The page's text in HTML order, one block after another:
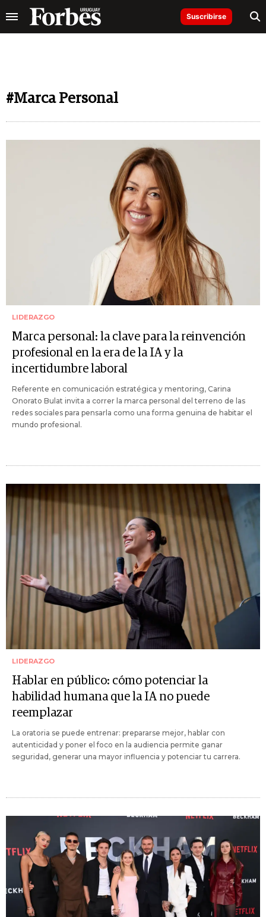
Suscribirse
#Marca Personal
LIDERAZGO
Marca personal: la clave para la reinvención
profesional en la era de la IA y la
incertidumbre laboral
Referente en comunicación estratégica y mentoring, Carina
Onorato Bulat invita a correr la marca personal del terreno de las
redes sociales para pensarla como una forma genuina de habitar el
mundo profesional.
LIDERAZGO
Hablar en público: cómo potenciar la
habilidad humana que la IA no puede
reemplazar
La oratoria se puede entrenar: prepararse mejor, hablar con
autenticidad y poner el foco en la audiencia permite ganar
seguridad, generar una mayor influencia y potenciar tu carrera.